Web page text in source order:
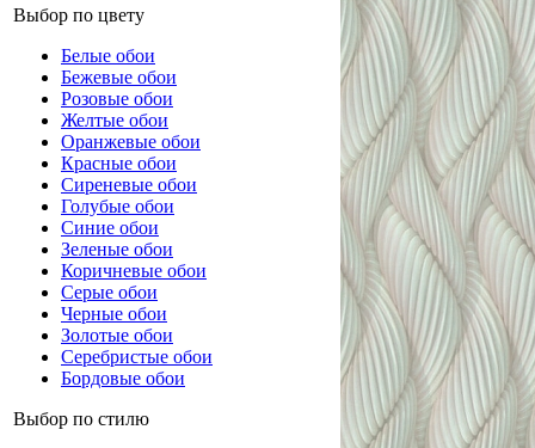
Выбор по цвету
Белые обои
Бежевые обои
Розовые обои
Желтые обои
Оранжевые обои
Красные обои
Сиреневые обои
Голубые обои
Синие обои
Зеленые обои
Коричневые обои
Серые обои
Черные обои
Золотые обои
Серебристые обои
Бордовые обои
Выбор по стилю